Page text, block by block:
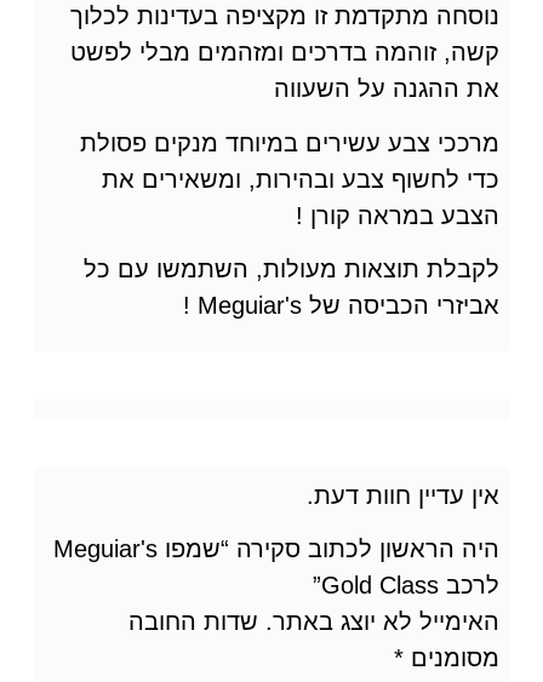
נוסחה מתקדמת זו מקציפה בעדינות לכלוך
קשה, זוהמה בדרכים ומזהמים מבלי לפשט
את ההגנה על השעווה
מרככי צבע עשירים במיוחד מנקים פסולת
כדי לחשוף צבע ובהירות, ומשאירים את
הצבע במראה קורן !
לקבלת תוצאות מעולות, השתמשו עם כל
אביזרי הכביסה של Meguiar's !
אין עדיין חוות דעת.
היה הראשון לכתוב סקירה “שמפו Meguiar's
לרכב Gold Class”
האימייל לא יוצג באתר. שדות החובה
מסומנים *